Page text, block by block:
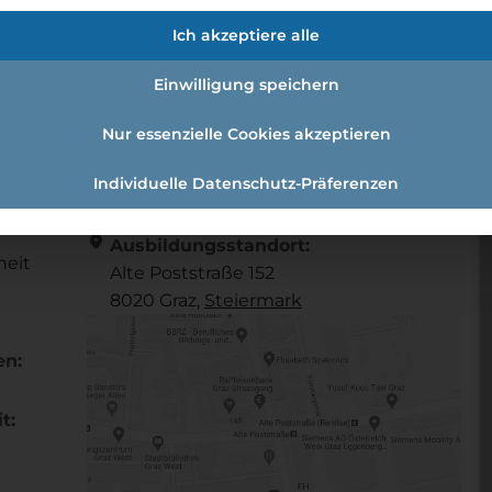
frau (m/w/d)
frau (m/w/d)
location_on Ausbildungsstandort:
Alte Poststraße 152
8020 Graz, Steier­mark
Ich akzeptiere alle
Einwilligung speichern
Nur essenzielle Cookies akzeptieren
Individuelle Datenschutz-Präferenzen